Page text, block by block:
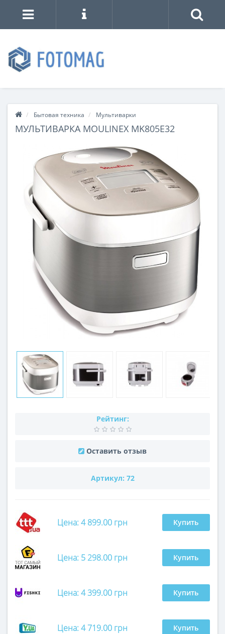
Бытовая техника Мультиварки
МУЛЬТИВАРКА MOULINEX MK805E32
Рейтинг:
Оставить отзыв
Артикул: 72
Цена: 4 899.00 грн Купить
Цена: 5 298.00 грн Купить
Цена: 4 399.00 грн Купить
Цена: 4 719.00 грн Купить